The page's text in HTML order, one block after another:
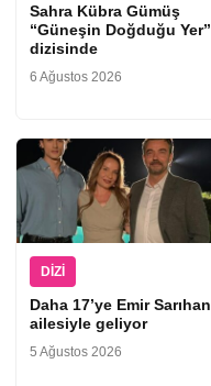
Sahra Kübra Gümüş
“Güneşin Doğduğu Yer”
dizisinde
6 Ağustos 2026
DIZI
Daha 17’ye Emir Sarıhan
ailesiyle geliyor
5 Ağustos 2026